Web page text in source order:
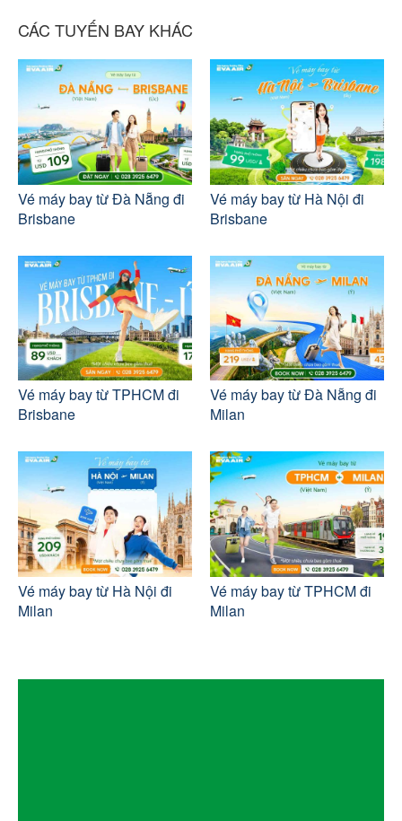
CÁC TUYẾN BAY KHÁC
Vé máy bay từ Đà Nẵng đi
Brisbane
Vé máy bay từ Hà Nội đi
Brisbane
Vé máy bay từ TPHCM đi
Brisbane
Vé máy bay từ Đà Nẵng đi
Milan
Vé máy bay từ Hà Nội đi
Milan
Vé máy bay từ TPHCM đi
Milan